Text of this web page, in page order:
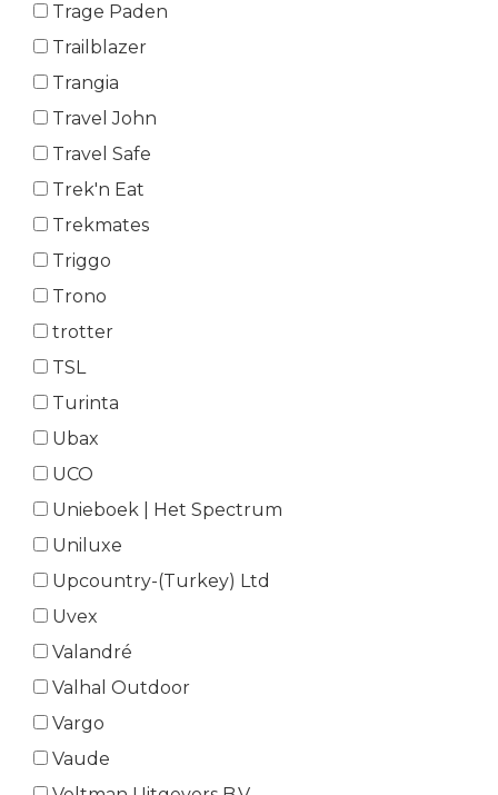
Trage Paden
Trailblazer
Trangia
Travel John
Travel Safe
Trek'n Eat
Trekmates
Triggo
Trono
trotter
TSL
Turinta
Ubax
UCO
Unieboek | Het Spectrum
Uniluxe
Upcountry-(Turkey) Ltd
Uvex
Valandré
Valhal Outdoor
Vargo
Vaude